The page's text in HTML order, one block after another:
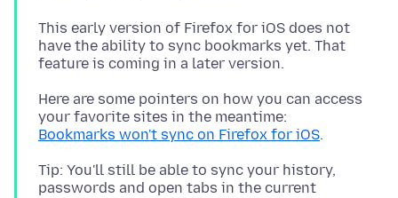
This early version of Firefox for iOS does not
have the ability to sync bookmarks yet. That
Here are some pointers on how you can access
your favorite sites in the meantime:
Bookmarks won't sync on Firefox for iOS
Tip: You'll still be able to sync your history,
passwords and open tabs in the current